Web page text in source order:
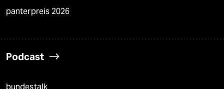
panterpreis 2026
Podcast
bundestalk